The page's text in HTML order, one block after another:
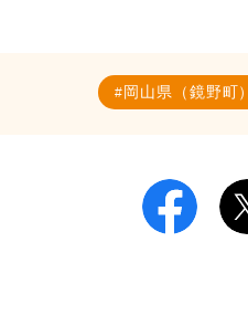
岡山県（鏡野町）